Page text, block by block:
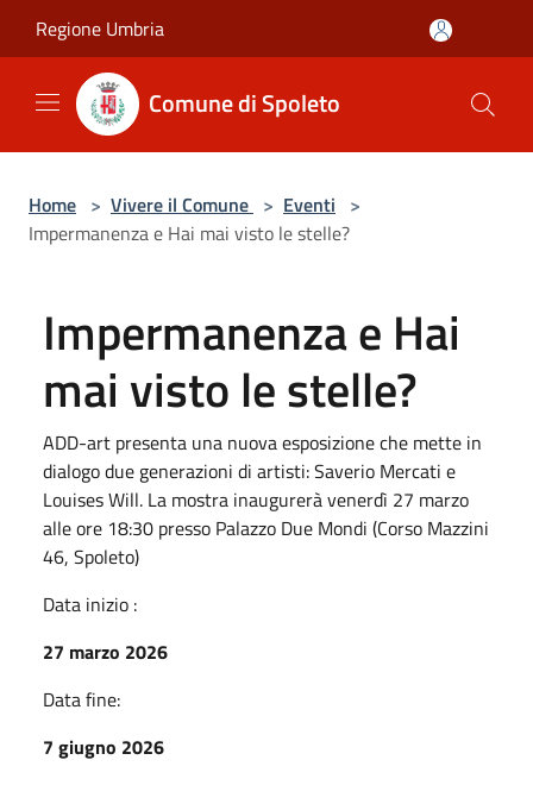
Regione Umbria
Comune di Spoleto
Home > Vivere il Comune > Eventi >
Impermanenza e Hai mai visto le stelle?
Impermanenza e Hai
mai visto le stelle?
ADD-art presenta una nuova esposizione che mette in
dialogo due generazioni di artisti: Saverio Mercati e
Louises Will. La mostra inaugurerà venerdì 27 marzo
alle ore 18:30 presso Palazzo Due Mondi (Corso Mazzini
46, Spoleto)
Data inizio :
27 marzo 2026
Data fine:
7 giugno 2026